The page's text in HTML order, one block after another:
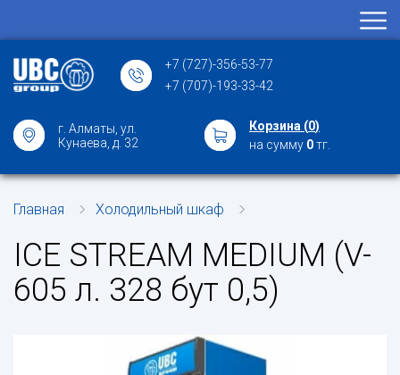
+7 (727)-356-53-77
+7 (707)-193-33-42
г. Алматы, ул.
Кунаева, д. 32
Корзина (0)
на сумму 0тг.
Главная Холодильный шкаф
ICE STREAM MEDIUM (V-
605 л. 328 бут 0,5)